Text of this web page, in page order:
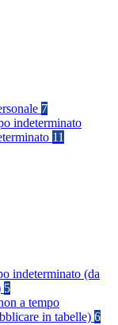
7
indeterminato
11
indeterminato (da
5
a tempo
in tabelle) 6